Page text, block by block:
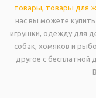
товары, товары для
нас вы можете
игрушки, одежду для
собак, хомяков и
другое с